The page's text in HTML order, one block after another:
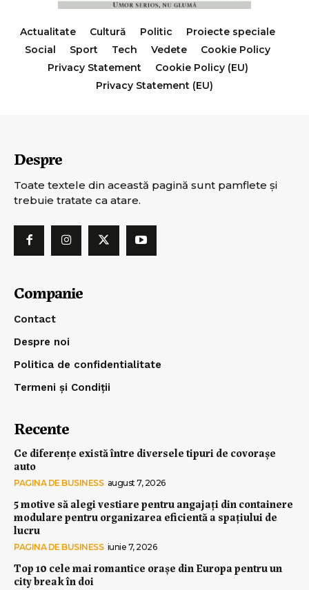
Actualitate Cultură Politic
Proiecte speciale
Social
Sport Tech Vedete
Cookie Policy
Privacy Statement
Cookie Policy (EU)
Privacy Statement (EU)
Despre
Toate textele din această pagină sunt pamflete şi
trebuie tratate ca atare.
Companie
Contact
Despre noi
Politica de confidentialitate
Termeni și Condiții
Recente
Ce diferențe există între diversele tipuri de covorașe
auto
PAGINA DE BUSINESS august 7, 2026
5 motive să alegi vestiare pentru angajați din containere
modulare pentru organizarea eficientă a spațiului de
lucru
PAGINA DE BUSINESS iunie 7, 2026
Top 10 cele mai romantice orașe din Europa pentru un
city break în doi